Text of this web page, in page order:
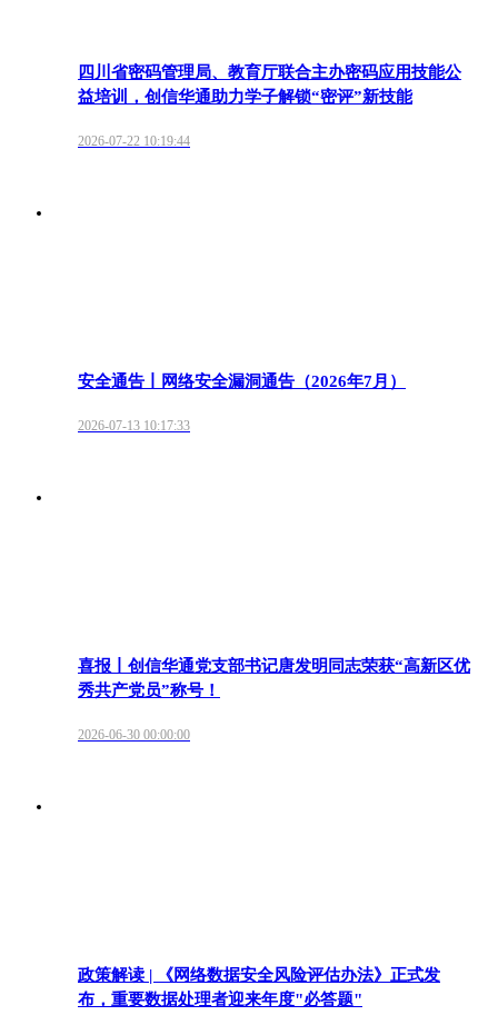
四川省密码管理局、教育厅联合主办密码应用技能公
益培训，创信华通助力学子解锁“密评”新技能
2026-07-22 10:19:44
安全通告丨网络安全漏洞通告（2026年7月）
2026-07-13 10:17:33
喜报丨创信华通党支部书记唐发明同志荣获“高新区优
秀共产党员”称号！
2026-06-30 00:00:00
政策解读 | 《网络数据安全风险评估办法》正式发
布，重要数据处理者迎来年度"必答题"